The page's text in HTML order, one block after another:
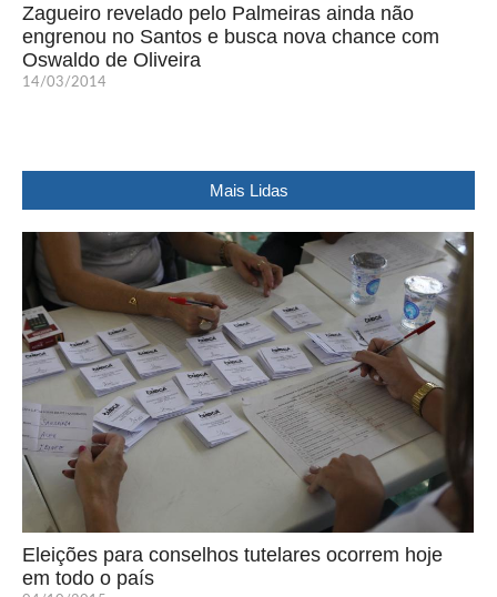
Zagueiro revelado pelo Palmeiras ainda não
engrenou no Santos e busca nova chance com
Oswaldo de Oliveira
14/03/2014
Mais Lidas
Eleições para conselhos tutelares ocorrem hoje
em todo o país